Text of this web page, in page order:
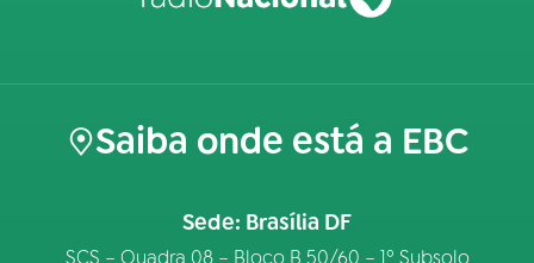
Saiba onde está a EBC
Sede: Brasília DF
SCS – Quadra 08 – Bloco B 50/60 – 1º Subsolo